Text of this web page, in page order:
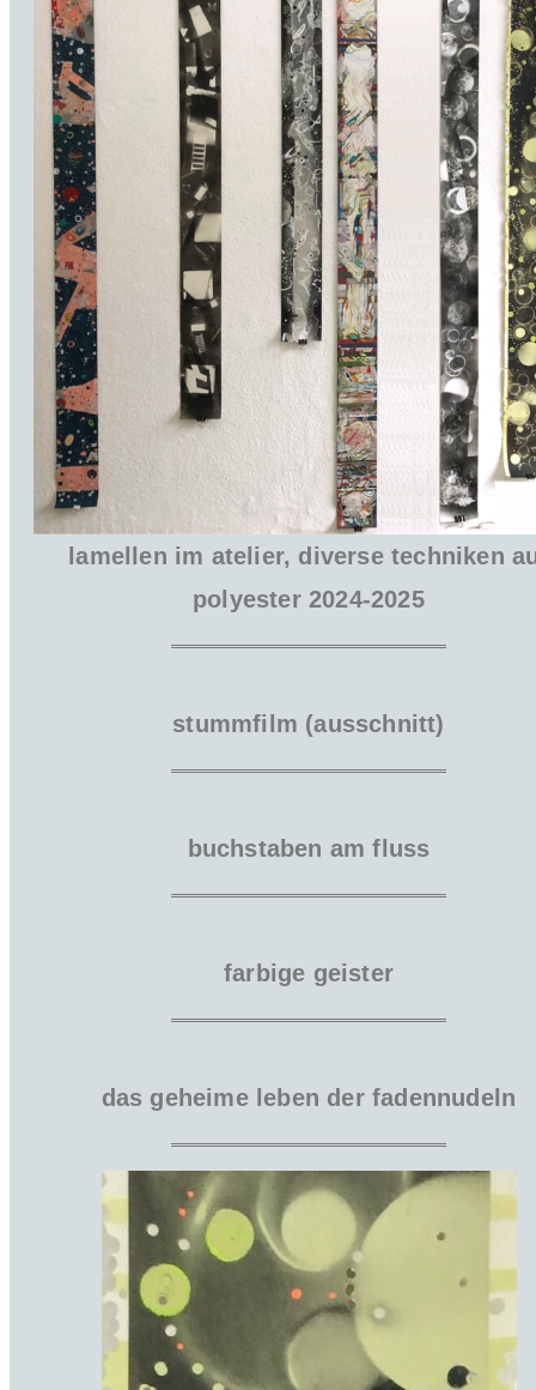
lamellen im atelier, diverse techniken
polyester 2024-2025
stummfilm (ausschnitt)
buchstaben am fluss
farbige geister
das geheime leben der fadennudeln